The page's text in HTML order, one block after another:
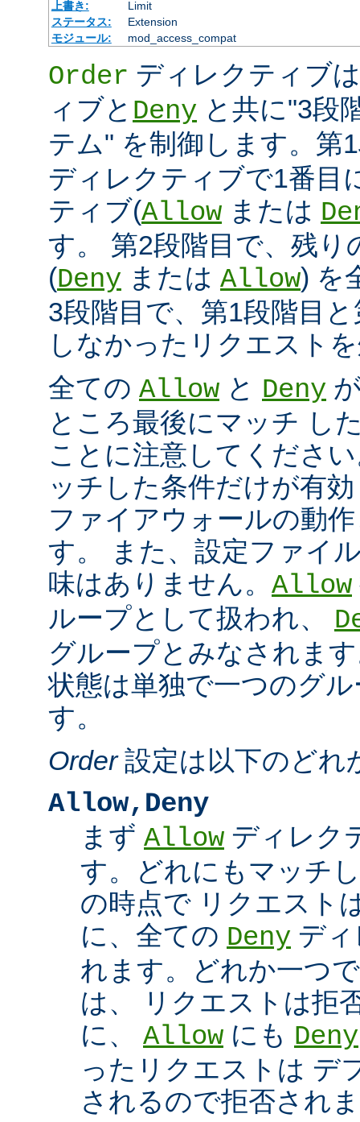
上書き:
Limit
ステータス:
Extension
モジュール:
mod_access_compat
Order ディレクティブ
ィブと Deny と共に"3段
テム" を制御します。第
ディレクティブで1番目
ティブ(Allow または
す。 第2段階目で、残り
(Deny または Allow) を
3段階目で、第1段階目
しなかったリクエスト
全ての Allow と Deny
ところ最後にマッチ し
ことに注意してくださ
ッチした条件だけが有
ファイアウォールの動
す。 また、設定ファイ
味はありません。 Allow
ループとして扱われ、
グループとみなされま
状態は単独で一つのグ
す。
Order設定は以下のどれ
Allow,Deny
まず Allow ディレク
す。どれにもマッチ
の時点で リクエスト
に、全ての Deny デ
れます。どれか一つ
は、 リクエストは拒
に、 Allow にも Deny
ったリクエストは デ
されるので拒否され